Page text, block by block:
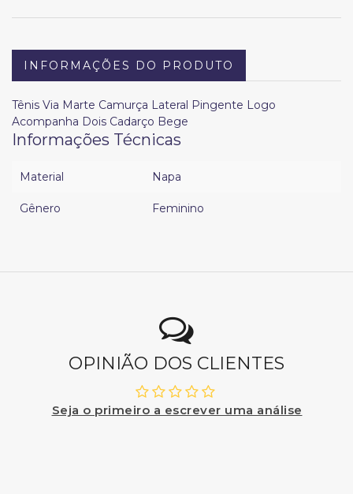
INFORMAÇÕES DO PRODUTO
Tênis Via Marte Camurça Lateral Pingente Logo
Acompanha Dois Cadarço Bege
Informações Técnicas
Material Napa
Gênero Feminino
OPINIÃO DOS CLIENTES
Seja o primeiro a escrever uma análise